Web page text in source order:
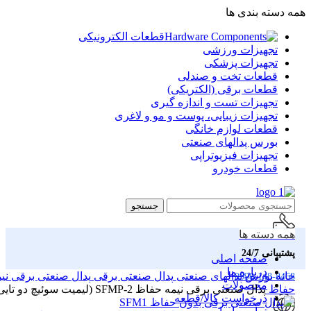
همه دسته بندی ها
قطعات الکترونیکی
تجهیزات ورزشی
تجهیزات پزشکی
قطعات تخت و صندلی
قطعات برقی (الکتریکی)
تجهیزات تست و اندازه گیری
تجهیزات زیبایی، پوست و مو و لاغری
قطعات لوازم خانگی
بورس پدالهای صنعتی
تجهیزات فیزیوتراپی
قطعات خودرو
جستجو
پشتیبانی 24/7
0998-148-8468
همه دسته ها
صفحه اصلی
درباره ما
محصولات
درخواست کالا/قطعه
خانهبورس پدالهای صنعتی پدال صنعتی برقی پدال صنعتی برقی
حفاظپدال صنعتی برقی نیمه حفاظ SFMP-2 (لیمیت سوئیچ دو تایی)